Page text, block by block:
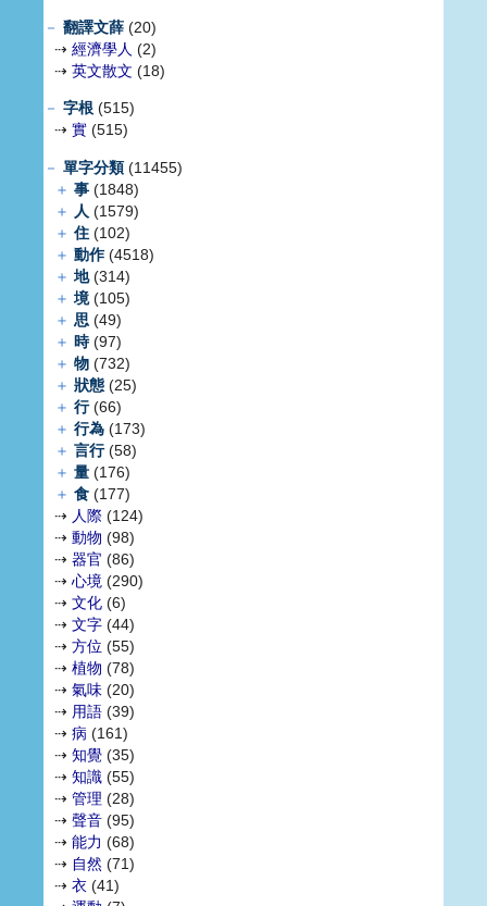
－ 翻譯文薛 (20)
⇢ 經濟學人 (2)
⇢ 英文散文 (18)
－ 字根 (515)
⇢ 實 (515)
－ 單字分類(11455)
＋ 事 (1848)
＋
人 (1579)
＋ 住 (102)
＋ 動作(4518)
＋ 地(314)
＋ 境(105)
＋ 思 (49)
＋ 時(97)
＋ 物 (732)
＋ 狀態 (25)
＋ 行(66)
＋ 行為 (173)
＋ 言行(58)
＋ 量 (176)
＋ 食 (177)
⇢ 人際 (124)
⇢ 動物 (98)
⇢ 器官 (86)
⇢ 心境 (290)
⇢ 文化 (6)
⇢ 文字 (44)
⇢ 方位 (55)
⇢ 植物 (78)
⇢ 氣味 (20)
⇢ 用語 (39)
⇢ 病 (161)
⇢ 知覺 (35)
⇢ 知識 (55)
⇢ 管理 (28)
⇢ 聲音 (95)
⇢ 能力 (68)
⇢ 自然 (71)
⇢ 衣 (41)